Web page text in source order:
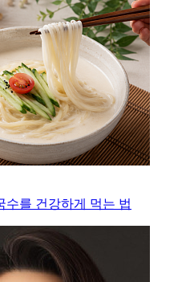
수를 건강하게 먹는 법